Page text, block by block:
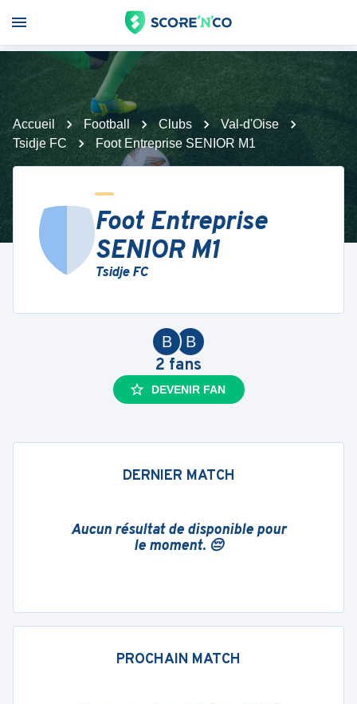
Accueil Football Clubs
Val-d'Oise
Tsidje FC
Foot Entreprise SENIOR M1
Foot Entreprise
SENIOR M1
Tsidje FC
B
B
2 fans
DEVENIR FAN
DERNIER MATCH
Aucun résultat de disponible pour
le moment. 😔
PROCHAIN MATCH